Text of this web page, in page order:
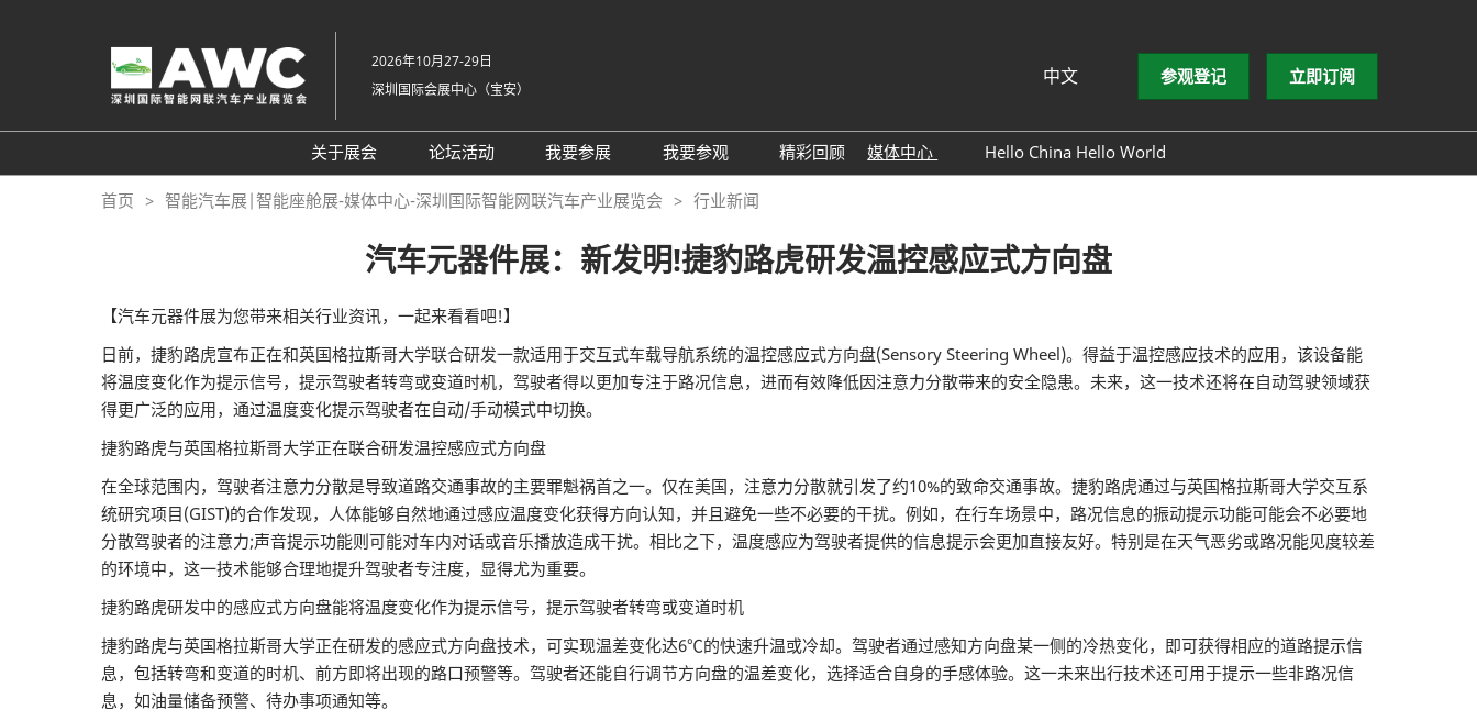
跳
转
容
2026年10月27-29日
深圳国际会展中心（宝安）
中文
English
Tiếng Việt
参观登记 立即订阅
关于展会
组织架构
展品范围
展馆平面图
交通住宿
常见问题解答（Q & A）
论坛活动
2025同期会议活动
往届回顾
我要参展
AWC参展申请
2025亮点展区
观众范围
走进主机厂
展商增值服务CMO
我要参观
参观预登记
组团参观
商务配对
观众增值服务
精彩回顾
媒体中心
行业新闻
Hello China Hello World
首页 智能汽车展|智能座舱展-媒体中心-深圳国际智能网联汽车产业展览会 行业新闻
汽车元器件展：新发明!捷豹路虎研发温控感应式方向盘
【汽车元器件展为您带来相关行业资讯，一起来看看吧!】
日前，捷豹路虎宣布正在和英国格拉斯哥大学联合研发一款适用于交互式车载导航系统的温控感应式方向盘(Sensory Steering Wheel)。得益于温控感应技术的应用，该设备能
将温度变化作为提示信号，提示驾驶者转弯或变道时机，驾驶者得以更加专注于路况信息，进而有效降低因注意力分散带来的安全隐患。未来，这一技术还将在自动驾驶领域获
得更广泛的应用，通过温度变化提示驾驶者在自动/手动模式中切换。
捷豹路虎与英国格拉斯哥大学正在联合研发温控感应式方向盘
在全球范围内，驾驶者注意力分散是导致道路交通事故的主要罪魁祸首之一。仅在美国，注意力分散就引发了约10%的致命交通事故。捷豹路虎通过与英国格拉斯哥大学交互系
统研究项目(GIST)的合作发现，人体能够自然地通过感应温度变化获得方向认知，并且避免一些不必要的干扰。例如，在行车场景中，路况信息的振动提示功能可能会不必要地
分散驾驶者的注意力;声音提示功能则可能对车内对话或音乐播放造成干扰。相比之下，温度感应为驾驶者提供的信息提示会更加直接友好。特别是在天气恶劣或路况能见度较差
的环境中，这一技术能够合理地提升驾驶者专注度，显得尤为重要。
捷豹路虎研发中的感应式方向盘能将温度变化作为提示信号，提示驾驶者转弯或变道时机
捷豹路虎与英国格拉斯哥大学正在研发的感应式方向盘技术，可实现温差变化达6℃的快速升温或冷却。驾驶者通过感知方向盘某一侧的冷热变化，即可获得相应的道路提示信
息，包括转弯和变道的时机、前方即将出现的路口预警等。驾驶者还能自行调节方向盘的温差变化，选择适合自身的手感体验。这一未来出行技术还可用于提示一些非路况信
息，如油量储备预警、待办事项通知等。